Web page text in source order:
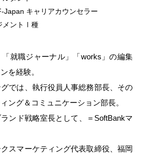
Japan キャリアカウンセラー
メントⅠ種
就職ジャーナル」「works」の編集
を経験。
では、執行役員人事総務部長、その
ング＆コミュニケーション部長。
ンド戦略室長として、＝SoftBankマ
スマーケティング代表取締役、福岡